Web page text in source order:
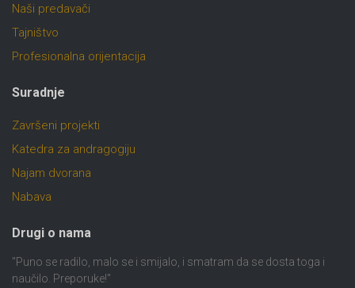
Naši predavači
Tajništvo
Profesionalna orijentacija
Suradnje
Završeni projekti
Katedra za andragogiju
Najam dvorana
Nabava
Drugi o nama
"Puno se radilo, malo se i smijalo, i smatram da se dosta toga i
naučilo. Preporuke!"